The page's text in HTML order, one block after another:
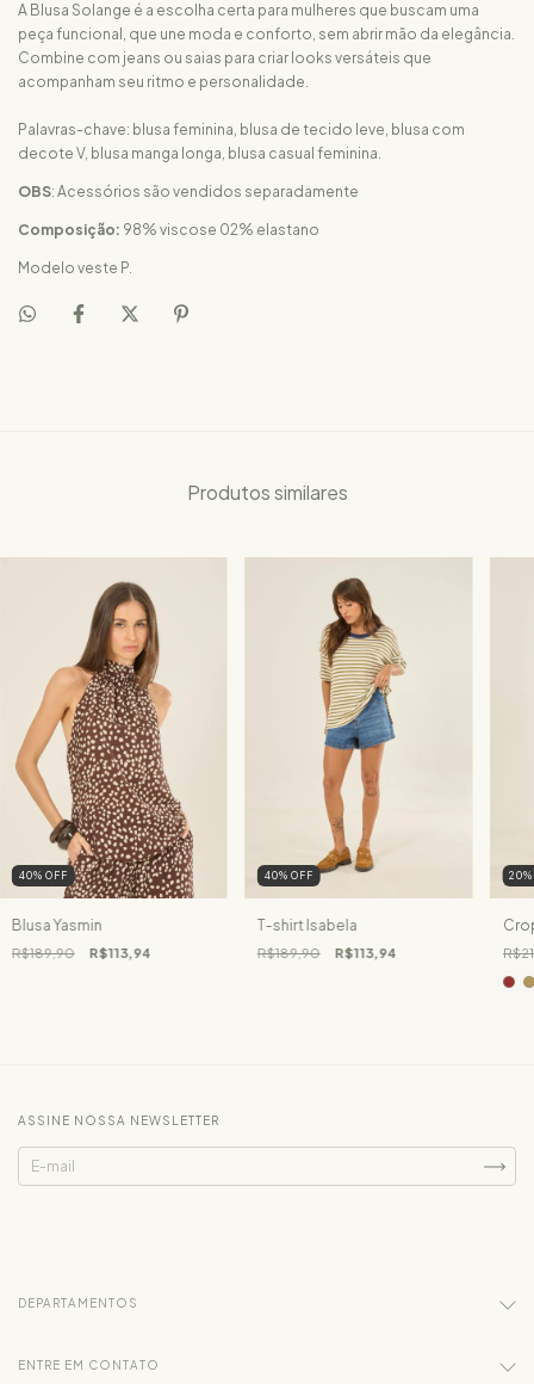
A Blusa Solange é a escolha certa para mulheres que buscam uma
peça funcional, que une moda e conforto, sem abrir mão da elegância.
Combine com jeans ou saias para criar looks versáteis que
acompanham seu ritmo e personalidade.
Palavras-chave: blusa feminina, blusa de tecido leve, blusa com
decote V, blusa manga longa, blusa casual feminina.
OBS: Acessórios são vendidos separadamente
Composição: 98% viscose 02% elastano
Modelo veste P.
Produtos similares
40% OFF
Blusa Yasmin
R$189,90 R$113,94
40% OFF
T-shirt Isabela
R$189,90 R$113,94
20
ASSINE NOSSA NEWSLETTER
DEPARTAMENTOS
ENTRE EM CONTATO